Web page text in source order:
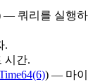
— 쿼리를 실행하
.
시간.
) — 마이